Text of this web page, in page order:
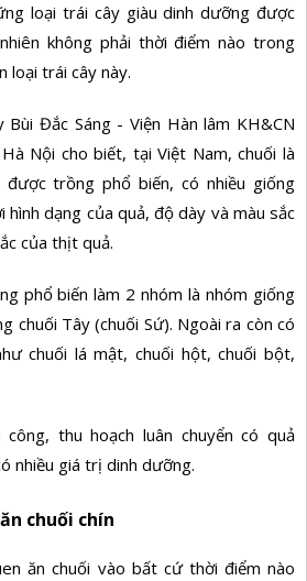
loại trái cây giàu dinh dưỡng được
không phải thời điểm nào trong
loại trái cây này.
Bùi Đắc Sáng - Viện Hàn lâm KH&CN
Nội cho biết, tại Việt Nam, chuối là
trồng phổ biến, có nhiều giống
hình dạng của quả, độ dày và màu sắc
của thịt quả.
phổ biến làm 2 nhóm là nhóm giống
chuối Tây (chuối Sứ). Ngoài ra còn có
chuối lá mật, chuối hột, chuối bột,
thu hoạch luân chuyển có quả
nhiều giá trị dinh dưỡng.
chuối chín
ăn chuối vào bất cứ thời điểm nào